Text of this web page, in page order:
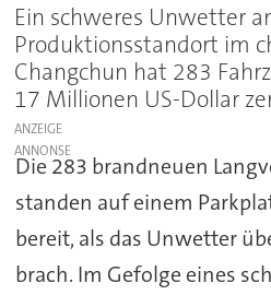
Ein schweres Unwetter
Produktionsstandort im
Changchun hat 283
17 Millionen US-Dollar
ANZEIGE
Die 283 brandneuen
standen auf einem
bereit, als das Unwetter
brach. Im Gefolge eines